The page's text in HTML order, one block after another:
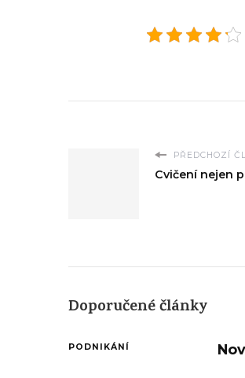
PŘEDCHOZÍ
Cvičení nejen
Doporučené články
PODNIKÁNÍ